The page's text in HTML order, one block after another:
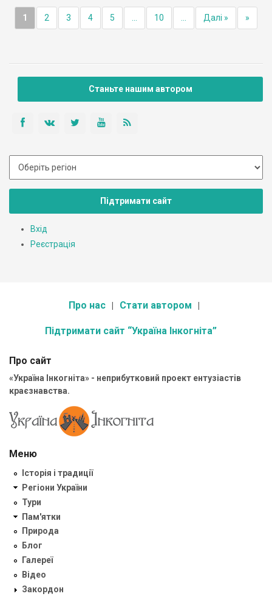
1 2 3 4 5 10 Далі » »
Станьте нашим автором
Підтримати сайт
Вхід
Реєстрація
Про нас Стати автором
Підтримати сайт “Україна Інкогніта”
Про сайт
«Україна Інкогніта» - неприбутковий проект ентузіастів
краєзнавства.
Меню
Історія і традиції
Регіони України
Тури
Пам'ятки
Природа
Блог
Галереї
Відео
Закордон